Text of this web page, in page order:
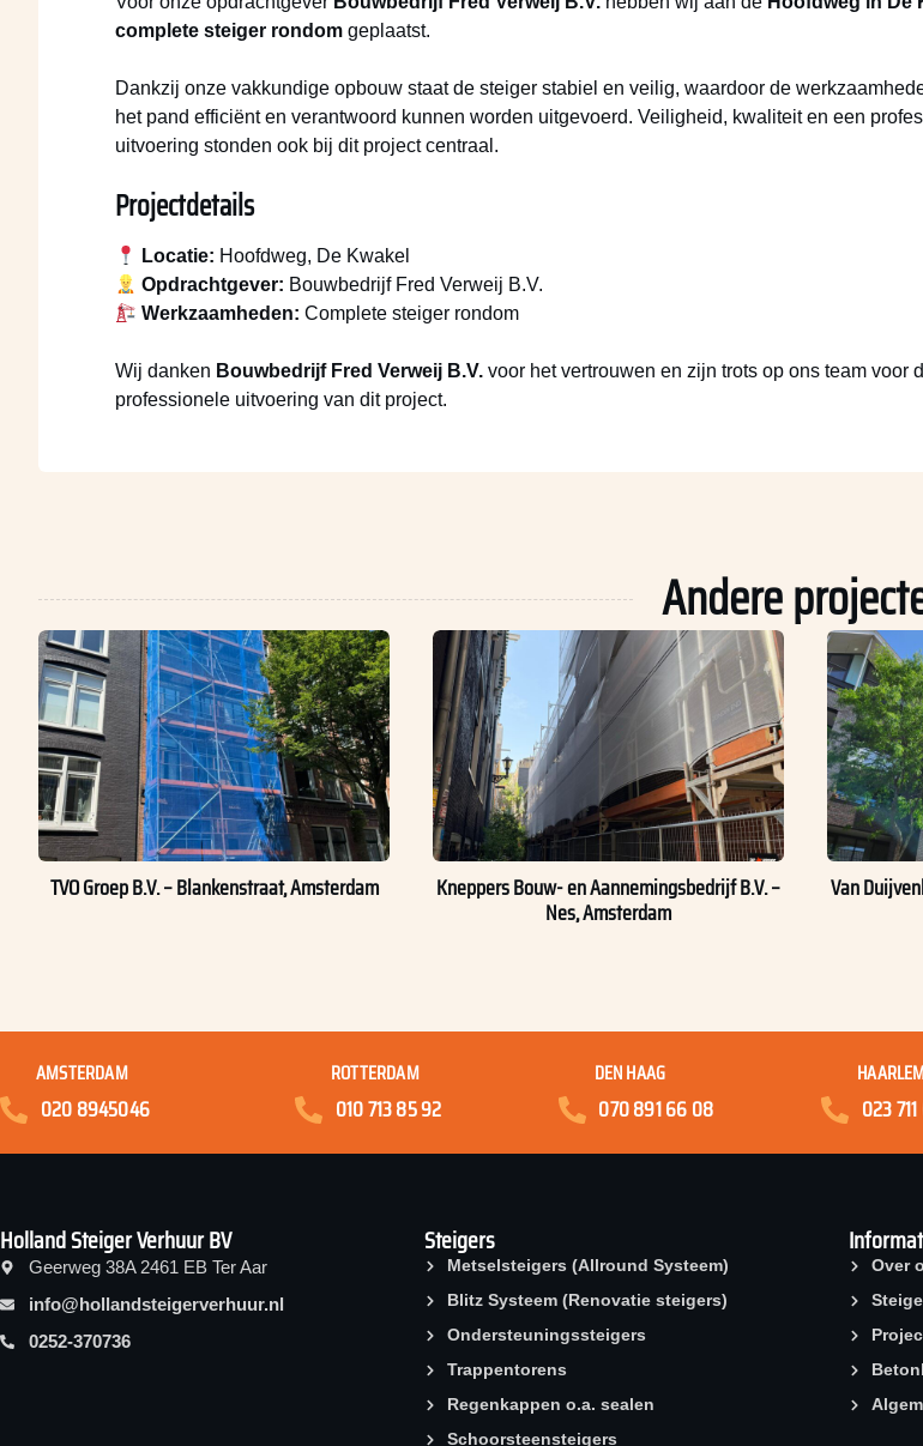
complete steiger rondom geplaatst.
Dankzij onze vakkundige opbouw staat de steiger stabiel en veilig, waardoor de
het pand efficiënt en verantwoord kunnen worden uitgevoerd. Veiligheid, kwaliteit en een
uitvoering stonden ook bij dit project centraal.
Projectdetails
Locatie: Hoofdweg, De Kwakel
Opdrachtgever: Bouwbedrijf Fred Verweij B.V.
Werkzaamheden: Complete steiger rondom
Wij danken Bouwbedrijf Fred Verweij B.V. voor het vertrouwen en zijn trots op ons team voor
professionele uitvoering van dit project.
Andere
TVO Groep B.V. – Blankenstraat, Amsterdam Kneppers Bouw- en Aannemingsbedrijf B.V. –
Nes, Amsterdam
Van
AMSTERDAM
020 8945046
ROTTERDAM
010 713 85 92
DEN HAAG
070 891 66 08 023
Holland Steiger Verhuur BV
Geerweg 38A 2461 EB Ter Aar
info@hollandsteigerverhuur.nl
0252-370736
Steigers
Metselsteigers (Allround Systeem)
Blitz Systeem (Renovatie steigers)
Ondersteuningssteigers
Trappentorens
Regenkappen o.a. sealen
Schoorsteen­steigers
Over